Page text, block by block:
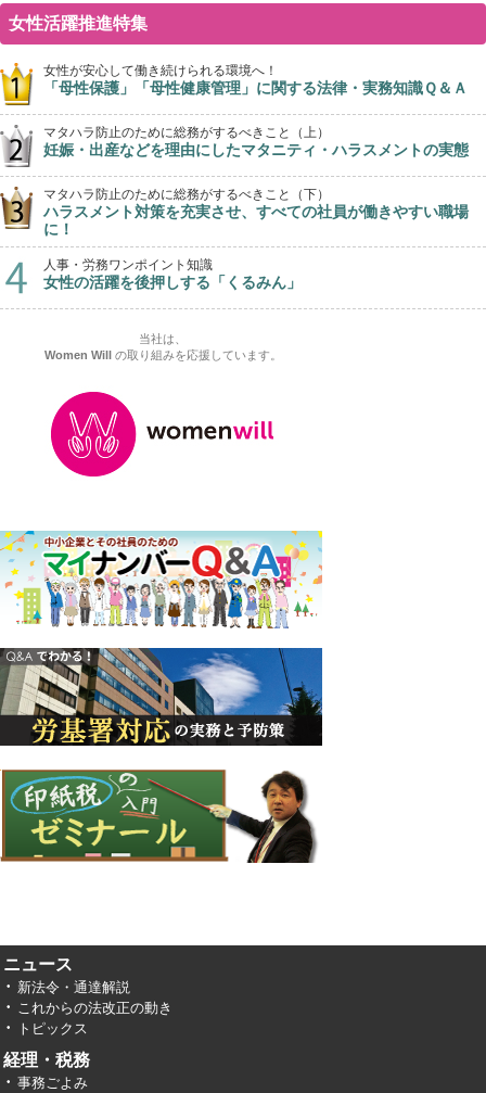
女性活躍推進特集
女性が安心して働き続けられる環境へ！
「母性保護」「母性健康管理」に関する法律・実務知識Ｑ＆Ａ
マタハラ防止のために総務がするべきこと（上）
妊娠・出産などを理由にしたマタニティ・ハラスメントの実態
マタハラ防止のために総務がするべきこと（下）
ハラスメント対策を充実させ、すべての社員が働きやすい職場
に！
人事・労務ワンポイント知識
女性の活躍を後押しする「くるみん」
当社は、
Women Will
の取り組みを応援しています。
ニュース
新法令・通達解説
これからの法改正の動き
トピックス
経理・税務
事務ごよみ